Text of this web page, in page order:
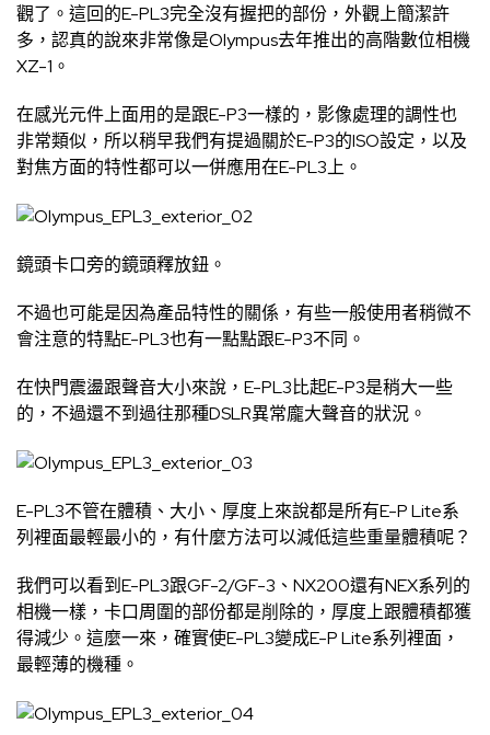
觀了。這回的E-PL3完全沒有握把的部份，外觀上簡潔許
多，認真的說來非常像是Olympus去年推出的高階數位相機
XZ-1。
在感光元件上面用的是跟E-P3一樣的，影像處理的調性也
非常類似，所以稍早我們有提過關於E-P3的ISO設定，以及
對焦方面的特性都可以一併應用在E-PL3上。
鏡頭卡口旁的鏡頭釋放鈕。
不過也可能是因為產品特性的關係，有些一般使用者稍微不
會注意的特點E-PL3也有一點點跟E-P3不同。
在快門震盪跟聲音大小來說，E-PL3比起E-P3是稍大一些
的，不過還不到過往那種DSLR異常龐大聲音的狀況。
E-PL3不管在體積、大小、厚度上來說都是所有E-P Lite系
列裡面最輕最小的，有什麼方法可以減低這些重量體積呢？
我們可以看到E-PL3跟GF-2/GF-3、NX200還有NEX系列的
相機一樣，卡口周圍的部份都是削除的，厚度上跟體積都獲
得減少。這麼一來，確實使E-PL3變成E-P Lite系列裡面，
最輕薄的機種。